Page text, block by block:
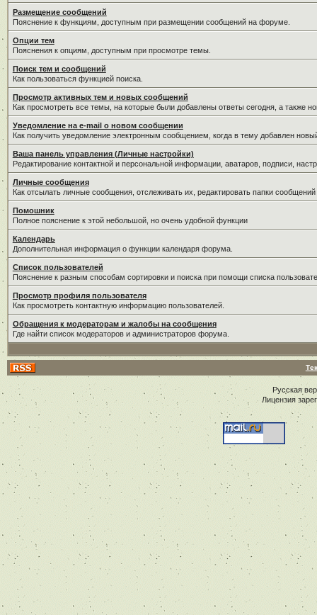
Размещение сообщений
Пояснение к функциям, доступным при размещении сообщений на форуме.
Опции тем
Пояснения к опциям, доступным при просмотре темы.
Поиск тем и сообщений
Как пользоваться функцией поиска.
Просмотр активных тем и новых сообщений
Как просмотреть все темы, на которые были добавлены ответы сегодня, а также
Уведомление на е-mail о новом сообщении
Как получить уведомление электронным сообщением, когда в тему добавлен
Ваша панель управления (Личные настройки)
Редактирование контактной и персональной информации, аватаров, подписи,
Личные сообщения
Как отсылать личные сообщения, отслеживать их, редактировать папки
Помошник
Полное пояснение к этой небольшой, но очень удобной функции
Календарь
Дополнительная информация о функции календаря форума.
Список пользователей
Пояснение к разным способам сортировки и поиска при помощи списка
Просмотр профиля пользователя
Как просмотреть контактную информацию пользователей.
Обращения к модераторам и жалобы на сообщения
Где найти список модераторов и администраторов форума.
Русская
Лицензия